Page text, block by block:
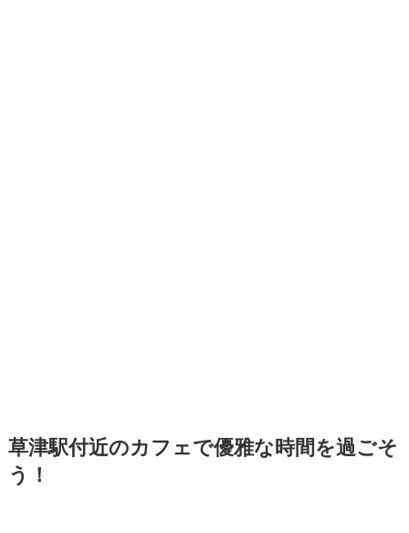
草津駅付近のカフェで優雅な時間を過ごそ
う！